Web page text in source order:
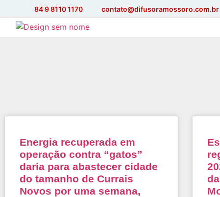
84 9 8110 1170 contato@difusoramossoro.com.br
Energia recuperada em
operação contra “gatos”
daria para abastecer cidade
do tamanho de Currais
Novos por uma semana,